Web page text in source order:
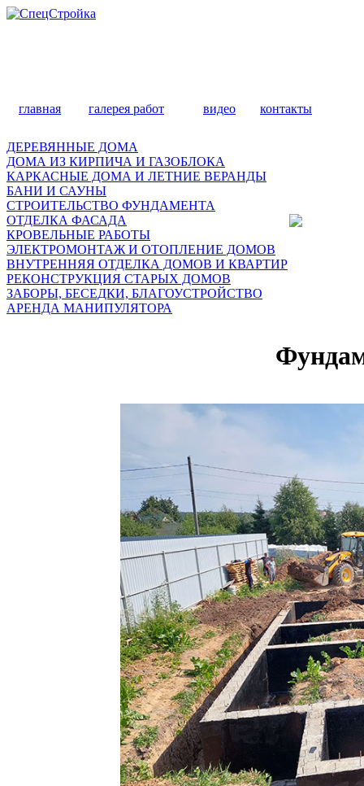
главная галерея работ видео контакты
ДЕРЕВЯННЫЕ ДОМА
ДОМА ИЗ КИРПИЧА И ГАЗОБЛОКА
КАРКАСНЫЕ ДОМА И ЛЕТНИЕ ВЕРАНДЫ
БАНИ И САУНЫ
СТРОИТЕЛЬСТВО ФУНДАМЕНТА
ОТДЕЛКА ФАСАДА
КРОВЕЛЬНЫЕ РАБОТЫ
ЭЛЕКТРОМОНТАЖ И ОТОПЛЕНИЕ ДОМОВ
ВНУТРЕННЯЯ ОТДЕЛКА ДОМОВ И КВАРТИР
РЕКОНСТРУКЦИЯ СТАРЫХ ДОМОВ
ЗАБОРЫ, БЕСЕДКИ, БЛАГОУСТРОЙСТВО
АРЕНДА МАНИПУЛЯТОРА